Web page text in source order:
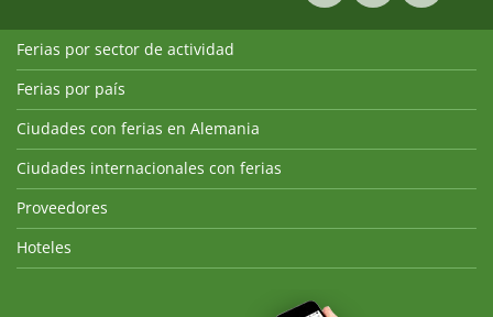
Ferias por sector de actividad
Ferias por país
Ciudades con ferias en Alemania
Ciudades internacionales con ferias
Proveedores
Hoteles